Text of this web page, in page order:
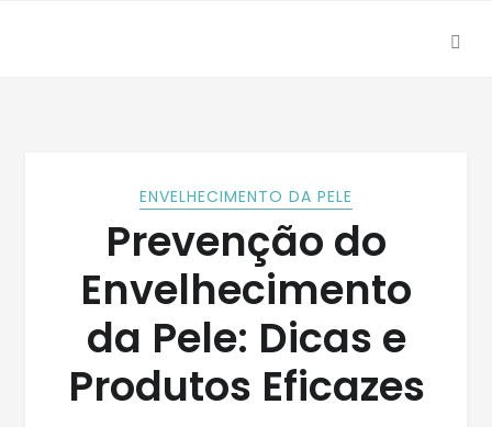
ENVELHECIMENTO DA PELE
Prevenção do
Envelhecimento
da Pele: Dicas e
Produtos Eficazes